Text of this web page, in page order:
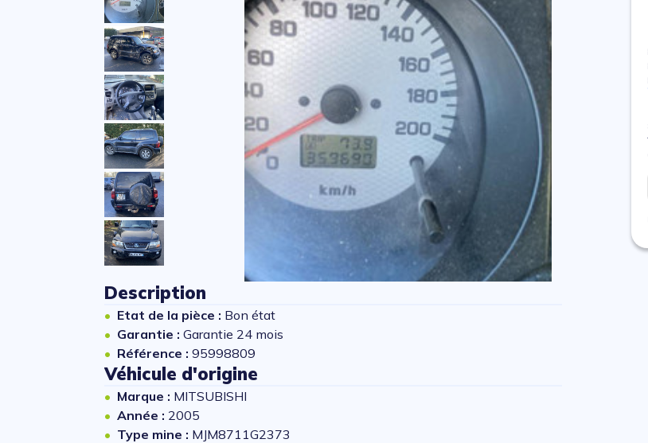
Description
Etat de la pièce : Bon état
Garantie : Garantie 24 mois
Référence : 95998809
Véhicule d'origine
Marque : MITSUBISHI
Année : 2005
Type mine : MJM8711G2373